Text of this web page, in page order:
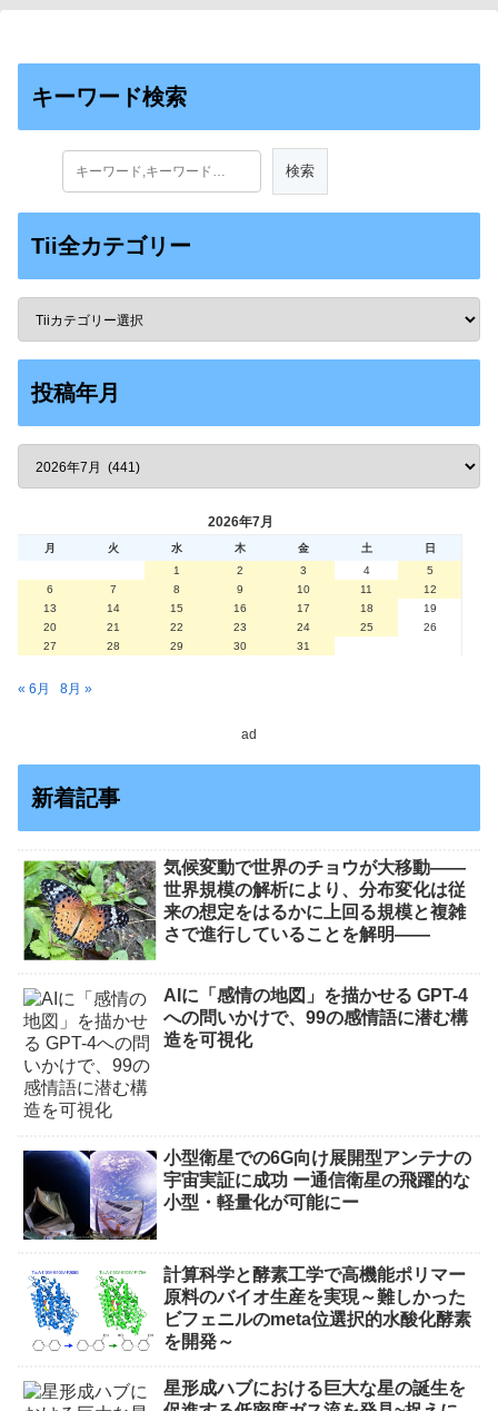
キーワード検索
Tii全カテゴリー
投稿年月
2026年7月
月 火 水 木 金 土
日
1
2 3 4
5
6
7 8 9 10 11
12
13
14 15 16 17 18
19
20
21 22 23 24 25
26
27
28 29 30 31
« 6月 8月 »
ad
新着記事
気候変動で世界のチョウが大移動――
世界規模の解析により、分布変化は従
来の想定をはるかに上回る規模と複雑
さで進行していることを解明――
AIに「感情の地図」を描かせる GPT-4
への問いかけで、99の感情語に潜む構
造を可視化
小型衛星での6G向け展開型アンテナの
宇宙実証に成功 ー通信衛星の飛躍的な
小型・軽量化が可能にー
計算科学と酵素工学で高機能ポリマー
原料のバイオ生産を実現～難しかった
ビフェニルのmeta位選択的水酸化酵素
を開発～
星形成ハブにおける巨大な星の誕生を